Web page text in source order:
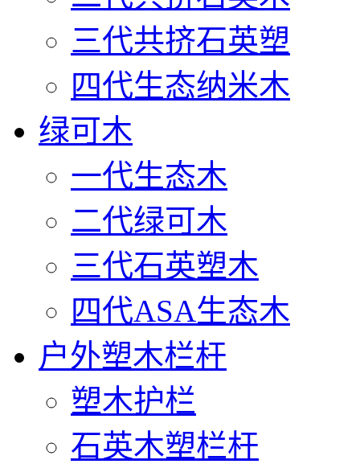
三代共挤石英塑
四代生态纳米木
绿可木
一代生态木
二代绿可木
三代石英塑木
四代ASA生态木
户外塑木栏杆
塑木护栏
石英木塑栏杆